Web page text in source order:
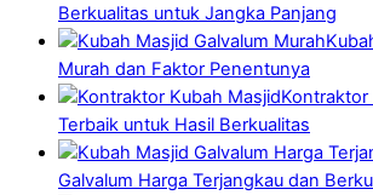
Berkualitas untuk Jangka Panjang
Murah dan Faktor Penentunya
Kontraktor
Terbaik untuk Hasil Berkualitas
Galvalum Harga Terjangkau dan